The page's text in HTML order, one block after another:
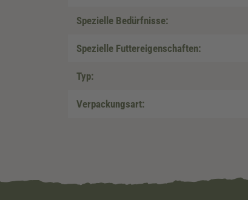
Spezielle Bedürfnisse:
Spezielle Futtereigenschaften:
Typ:
Verpackungsart: